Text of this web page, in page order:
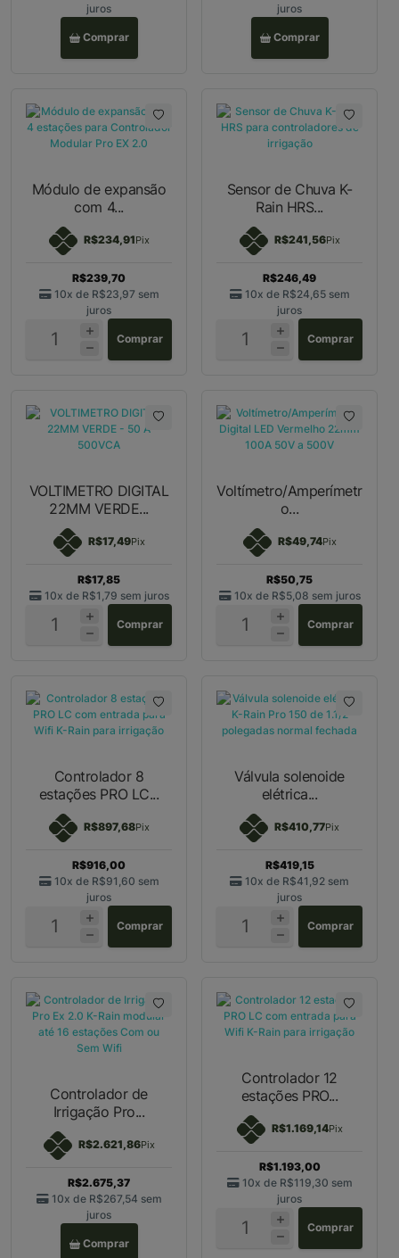
juros
Comprar
juros
Comprar
Módulo de expansão
com 4...
R$234,91Pix
R$239,70
10x de R$23,97 sem
juros
Comprar
Sensor de Chuva K-
Rain HRS...
R$241,56Pix
R$246,49
10x de R$24,65 sem
juros
Comprar
VOLTIMETRO DIGITAL
22MM VERDE...
R$17,49Pix
R$17,85
10x de R$1,79 sem juros
Comprar
Voltímetro/Amperímetr
o...
R$49,74Pix
R$50,75
10x de R$5,08 sem juros
Comprar
Controlador 8
estações PRO LC...
R$897,68Pix
R$916,00
10x de R$91,60 sem
juros
Comprar
Válvula solenoide
elétrica...
R$410,77Pix
R$419,15
10x de R$41,92 sem
juros
Comprar
Controlador de
Irrigação Pro...
R$2.621,86Pix
R$2.675,37
10x de R$267,54 sem
juros
Comprar
Controlador 12
estações PRO...
R$1.169,14Pix
R$1.193,00
10x de R$119,30 sem
juros
Comprar